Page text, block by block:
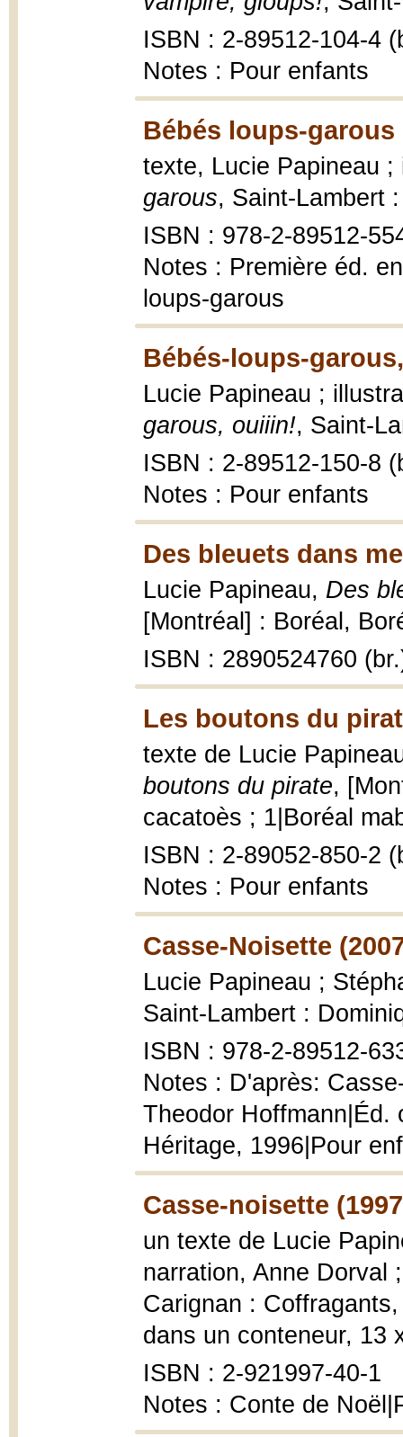
ISBN : 2-89512-104-4
Notes : Pour enfants
Bébés loups-garous
texte, Lucie Papineau
garous, Saint-Lambert
ISBN : 978-2-89512-
Notes : Première éd.
loups-garous
Bébés-loups-
Lucie Papineau ;
garous, ouiiin!, Saint-
ISBN : 2-89512-150-8
Notes : Pour enfants
Des bleuets dans
Lucie Papineau, Des
[Montréal] : Boréal,
ISBN : 2890524760
Les boutons du
texte de Lucie
boutons du pirate,
cacatoès ; 1|Boréal
ISBN : 2-89052-850-2
Notes : Pour enfants
Casse-Noisette
Lucie Papineau ;
Saint-Lambert :
ISBN : 978-2-89512-
Notes : D'après:
Theodor Hoffmann|Éd.
Héritage, 1996|Pour
Casse-noisette
un texte de Lucie
narration, Anne
Carignan :
dans un conteneur, 13
ISBN : 2-921997-40-1
Notes : Conte de